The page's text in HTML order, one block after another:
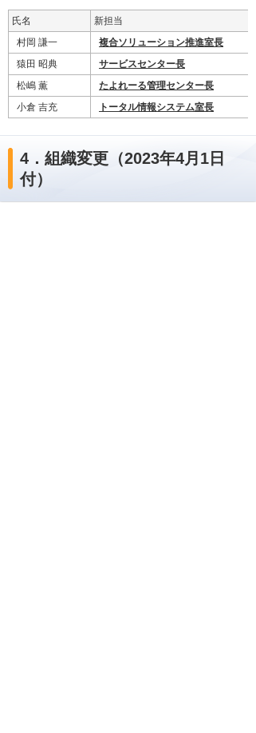
氏名
新担当
村岡 謙一
複合ソリューション推進室長
猿田 昭典
サービスセンター長
松嶋 薫
たよれーる管理センター長
小倉 吉充
トータル情報システム室長
4．組織変更（2023年4月1日
付）